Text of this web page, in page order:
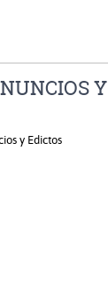
Y
y Edictos